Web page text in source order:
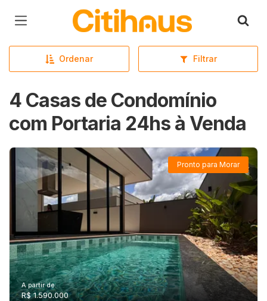
Página inicial
Ordenar Filtrar
4 Casas de Condomínio
com Portaria 24hs à Venda
Pronto para Morar
A partir de:
R$ 1.590.000